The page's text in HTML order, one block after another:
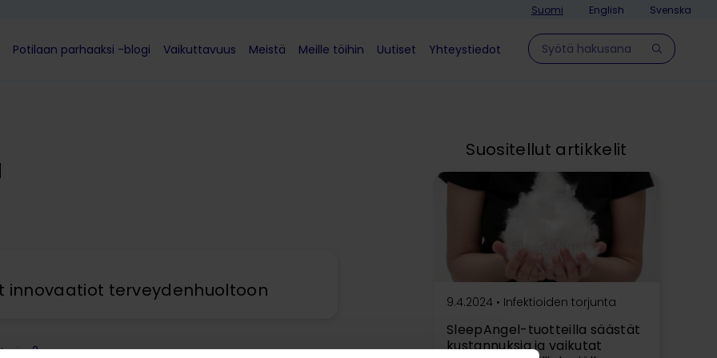
Suomi English Svenska
Potilaan parhaaksi -blogi Vaikuttavuus Meistä Meille töihin Uutiset
Yhteystiedot
Hae sivulla
innovaatiot terveydenhuoltoon
1 2
Suositellut artikkelit
9.4.2024 • Infektioiden torjunta
SleepAngel-tuotteilla säästät
kustannuksia ja vaikutat